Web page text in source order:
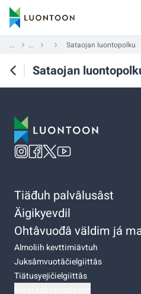
... ... Sataojan luontopolku
Sataojan
Tiäđuh palvâlusâst
Äigikyevdil
Ohtâvuođâ väldim já
Almoliih kevttimiävtuh
Juksâmvuotâčielgiittâs
Tiätusyejičielgiittâs